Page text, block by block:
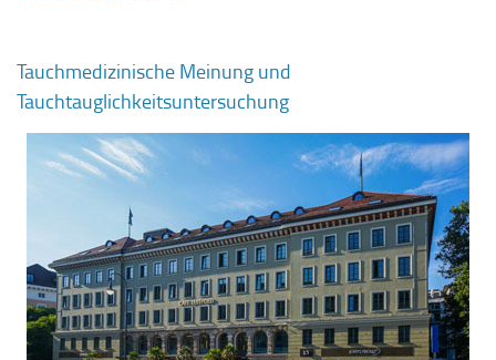
Tauchmedizinische Meinung und
Tauchtauglichkeitsuntersuchung